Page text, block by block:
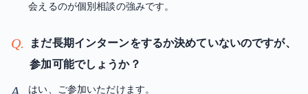
会えるのが個別相談の強みです。
Q.
まだ長期インターンをするか決めていないのですが、
参加可能でしょうか？
はい、ご参加いただけます。